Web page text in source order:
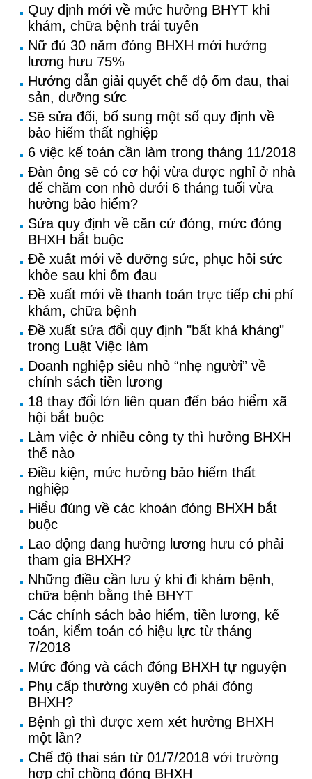
Quy định mới về mức hưởng BHYT khi
khám, chữa bệnh trái tuyến
Nữ đủ 30 năm đóng BHXH mới hưởng
lương hưu 75%
Hướng dẫn giải quyết chế độ ốm đau, thai
sản, dưỡng sức
Sẽ sửa đổi, bổ sung một số quy định về
bảo hiểm thất nghiệp
6 việc kế toán cần làm trong tháng 11/2018
Đàn ông sẽ có cơ hội vừa được nghỉ ở nhà
để chăm con nhỏ dưới 6 tháng tuổi vừa
hưởng bảo hiểm?
Sửa quy định về căn cứ đóng, mức đóng
BHXH bắt buộc
Đề xuất mới về dưỡng sức, phục hồi sức
khỏe sau khi ốm đau
Đề xuất mới về thanh toán trực tiếp chi phí
khám, chữa bệnh
Đề xuất sửa đổi quy định "bất khả kháng"
trong Luật Việc làm
Doanh nghiệp siêu nhỏ “nhẹ người” về
chính sách tiền lương
18 thay đổi lớn liên quan đến bảo hiểm xã
hội bắt buộc
Làm việc ở nhiều công ty thì hưởng BHXH
thế nào
Điều kiện, mức hưởng bảo hiểm thất
nghiệp
Hiểu đúng về các khoản đóng BHXH bắt
buộc
Lao động đang hưởng lương hưu có phải
tham gia BHXH?
Những điều cần lưu ý khi đi khám bệnh,
chữa bệnh bằng thẻ BHYT
Các chính sách bảo hiểm, tiền lương, kế
toán, kiểm toán có hiệu lực từ tháng
7/2018
Mức đóng và cách đóng BHXH tự nguyện
Phụ cấp thường xuyên có phải đóng
BHXH?
Bệnh gì thì được xem xét hưởng BHXH
một lần?
Chế độ thai sản từ 01/7/2018 với trường
hợp chỉ chồng đóng BHXH